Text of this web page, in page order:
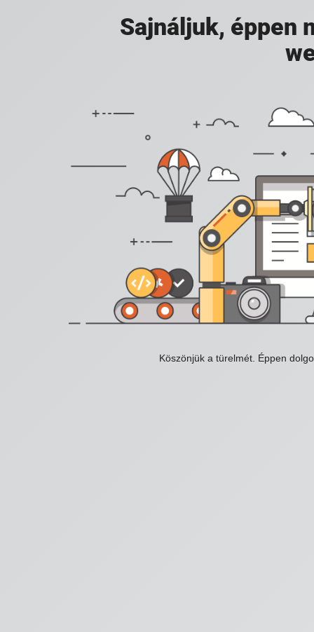
Sajnáljuk, éppen
Köszönjük a türelmét. Éppen